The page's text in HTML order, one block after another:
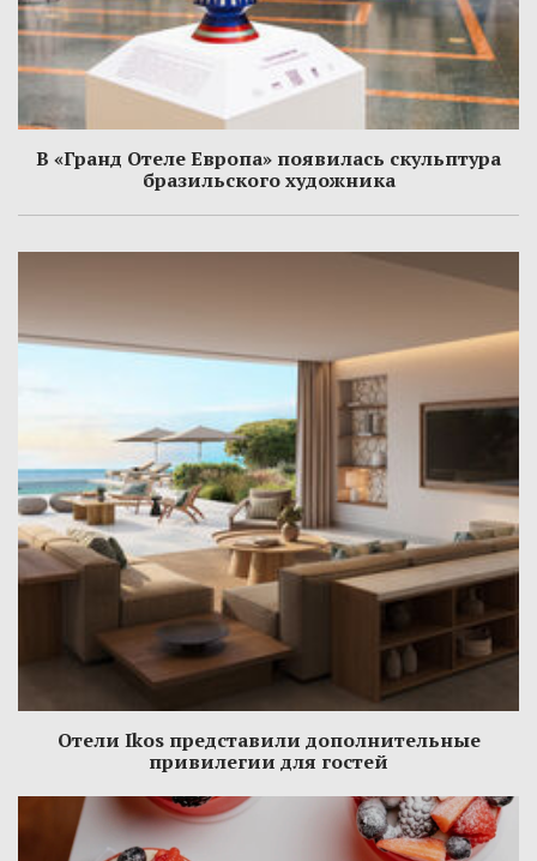
В «Гранд Отеле Европа» появилась скульптура
бразильского художника
Отели Ikos представили дополнительные
привилегии для гостей